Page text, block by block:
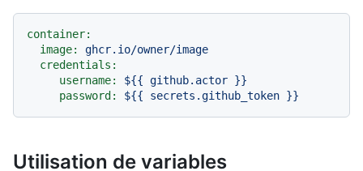
container:
image:
ghcr.io/owner/image
credentials:
username:
${{ github.actor }}
password:
${{ secrets.github_token }}
Utilisation de variables